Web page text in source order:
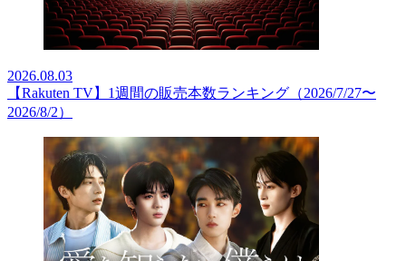
2026.08.03
【Rakuten TV】1週間の販売本数ランキング（2026/7/27〜
2026/8/2）